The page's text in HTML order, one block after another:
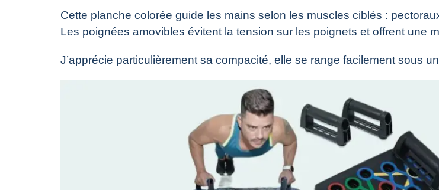
Cette planche colorée guide les mains selon les muscles ciblés :
Les poignées amovibles évitent la tension sur les poignets et offrent une
J’apprécie particulièrement sa compacité, elle se range facilement sous